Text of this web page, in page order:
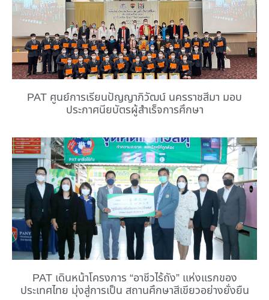
PAT ศูนย์การเรียนปัญญาภิวัฒน์ นครราชสีมา มอบ
ประกาศนียบัตรผู้สำเร็จการศึกษา
PAT เดินหน้าโครงการ “อาชีวไร้ถัง” แห่งแรกของ
ประเทศไทย มุ่งสู่การเป็น สถานศึกษาสีเขียวอย่างยั่งยืน